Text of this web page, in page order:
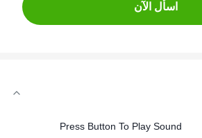
اسأل الآن
Press Button To Play Sound